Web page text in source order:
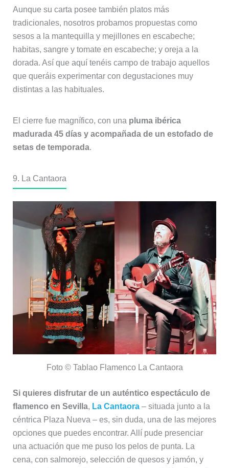
Aunque su carta posee también platos más
tradicionales, nosotros probamos propuestas como
sesos a la mantequilla y mejillones en escabeche;
habitas, sangre y tomate en escabeche; y oreja a la
dorada. Así que aquí tenéis campo de trabajo aquellos
que queráis experimentar con degustaciones muy
distintas a las habituales.
El cierre fue magnífico, con una pluma ibérica
madurada 45 días y acompañada de un estofado de
setas de temporada.
9. La Cantaora
Foto © Tablao Flamenco La Cantaora
Si quieres disfrutar de un auténtico espectáculo de
flamenco en Sevilla, La Cantaora– situada junto a la
céntrica Plaza Nueva – es, sin duda, una de las mejores
opciones que puedes encontrar. Allí pude presenciar
una actuación que me puso los pelos de punta. La
cena, con salmorejo, selección de quesos y jamón, y